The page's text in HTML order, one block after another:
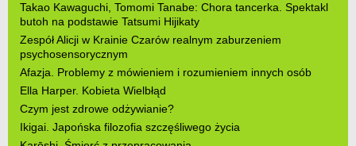
Takao Kawaguchi, Tomomi Tanabe: Chora tancerka. Spektakl
butoh na podstawie Tatsumi Hijikaty
Zespół Alicji w Krainie Czarów realnym zaburzeniem
psychosensorycznym
Afazja. Problemy z mówieniem i rozumieniem innych osób
Ella Harper. Kobieta Wielbłąd
Czym jest zdrowe odżywianie?
Ikigai. Japońska filozofia szczęśliwego życia